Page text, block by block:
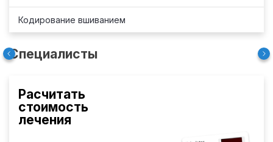
Кодирование вшиванием
Специалисты
Расчитать
стоимость
лечения